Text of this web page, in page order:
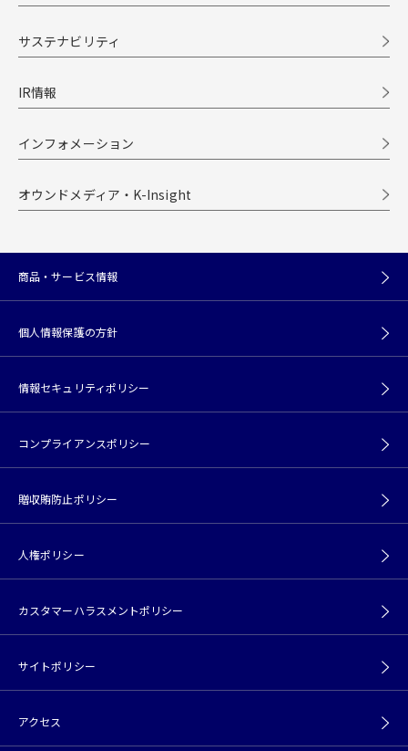
サステナビリティ
IR情報
インフォメーション
オウンドメディア・K-Insight
商品・サービス情報
個人情報保護の方針
情報セキュリティポリシー
コンプライアンスポリシー
贈収賄防止ポリシー
人権ポリシー
カスタマーハラスメントポリシー
サイトポリシー
アクセス